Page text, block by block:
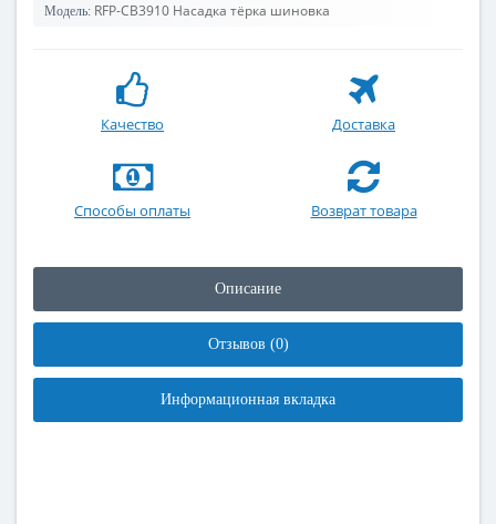
Модель: RFP-CB3910 Насадка тёрка шиновка
Качество Доставка
Способы оплаты Возврат товара
Описание
Отзывов (0)
Информационная вкладка